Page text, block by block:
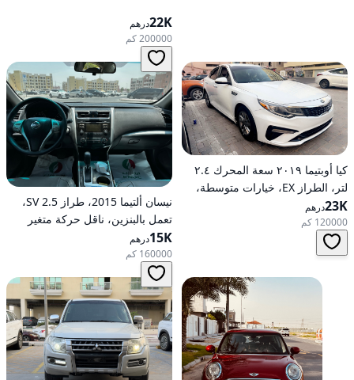
22Kدرهم
200000 كم
كيا أوبتيما ٢٠١٩ سعة المحرك ٢.٤
لتر، الطراز EX، خيارات متوسطة،
تعمل بالبنزين، أوتوماتيكية، دفع
أمامي
23Kدرهم
120000 كم
نيسان ألتيما 2015، طراز 2.5 SV،
تعمل بالبنزين، ناقل حركة متغير
مستمر (CVT)، دفع أمامي
15Kدرهم
160000 كم